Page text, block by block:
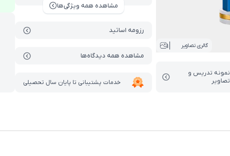
گالری تصاویر 1
نمونه تدریس‌ و
تصاویر
مشاهده همه ویژگی‌ها
رزومه اساتید
مشاهده همه دیدگاه‌ها
خدمات پشتیبانی تا پایان سال تحصیلی